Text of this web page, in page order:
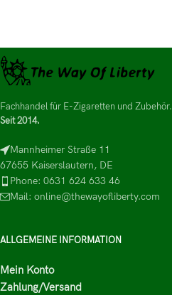
Fachhandel für E-Zigaretten und Zubehör.
Seit 2014.
Mannheimer Straße 11
67655 Kaiserslautern, DE
Phone: 0631 624 633 46
Mail: online@thewayofliberty.com
ALLGEMEINE INFORMATION
Mein Konto
Zahlung/Versand